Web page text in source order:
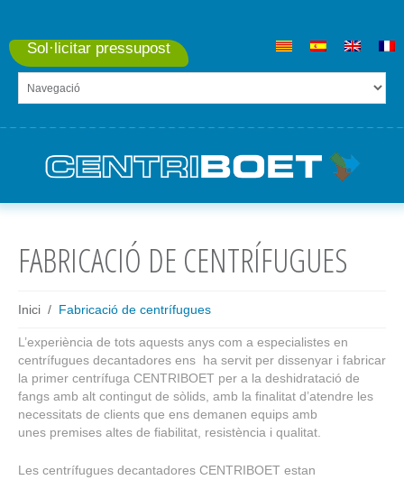
Sol·licitar pressupost
FABRICACIÓ DE CENTRÍFUGUES
Inici Fabricació de centrífugues
L’experiència de tots aquests anys com a especialistes en
centrífugues decantadores ens ha servit per dissenyar i fabricar
la primer centrífuga CENTRIBOET per a la deshidratació de
fangs amb alt contingut de sòlids, amb la finalitat d’atendre les
necessitats de clients que ens demanen equips amb
unes premises altes de fiabilitat, resistència i qualitat.
Les centrífugues decantadores CENTRIBOET estan